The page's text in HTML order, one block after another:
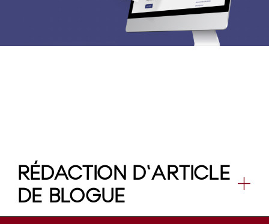
RÉDACTION D'ARTICLE
DE BLOGUE